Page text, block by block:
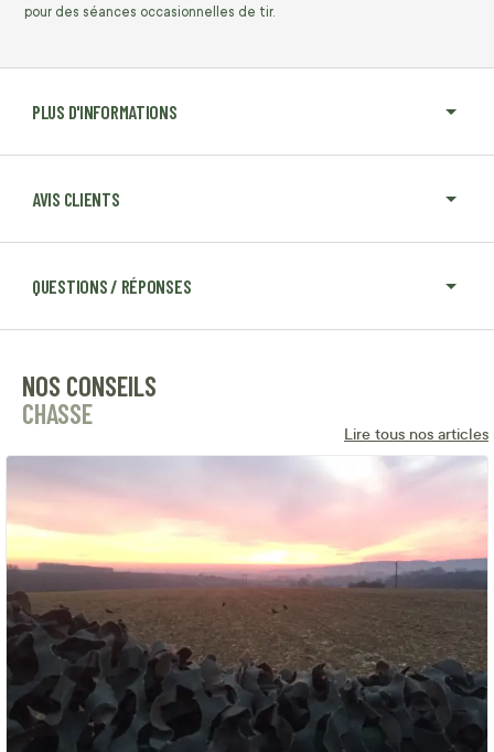
PLUS D'INFORMATIONS
AVIS CLIENTS
QUESTIONS / RÉPONSES
pour des séances occasionnelles de tir.
NOS CONSEILS
CHASSE
Lire tous nos articles